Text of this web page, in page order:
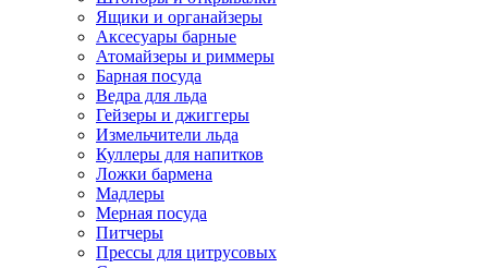
Ящики и органайзеры
Аксесуары барные
Атомайзеры и риммеры
Барная посуда
Ведра для льда
Гейзеры и джиггеры
Измельчители льда
Куллеры для напитков
Ложки бармена
Мадлеры
Мерная посуда
Питчеры
Прессы для цитрусовых